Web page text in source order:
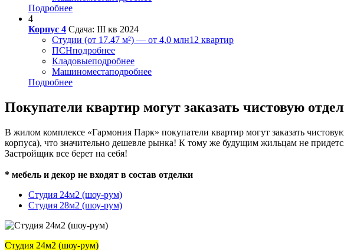
Подробнее
4
Корпус 4 Сдача: III кв 2024
Студии (от 17.47 м²) — от 4,0 млн12 квартир
ПСНподробнее
Кладовыеподробнее
Машиноместаподробнее
Подробнее
Покупатели квартир могут заказать чистовую
В жилом комплексе «Гармония Парк» покупатели квартир могут заказать
корпуса), что значительно дешевле рынка! К тому же будущим жильцам не
Застройщик все берет на себя!
* мебель и декор не входят в состав отделки
Студия 24м2 (шоу-рум)
Студия 28м2 (шоу-рум)
Студия 24м2 (шоу-рум)